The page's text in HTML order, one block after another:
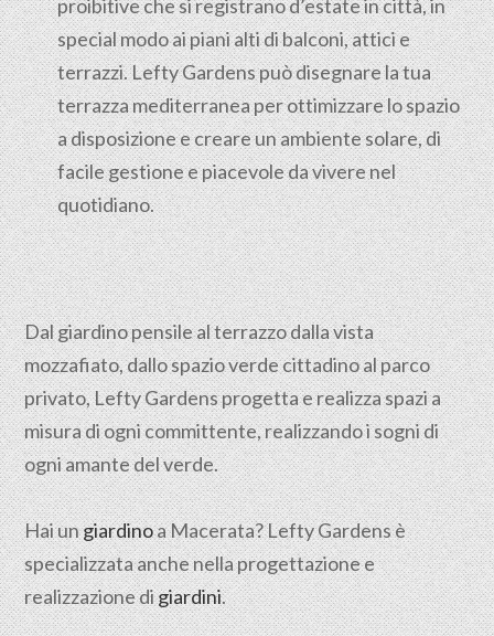
proibitive che si registrano d’estate in città, in
special modo ai piani alti di balconi, attici e
terrazzi. Lefty Gardens può disegnare la tua
terrazza mediterranea per ottimizzare lo spazio
a disposizione e creare un ambiente solare, di
facile gestione e piacevole da vivere nel
quotidiano.
Dal giardino pensile al terrazzo dalla vista
mozzafiato, dallo spazio verde cittadino al parco
privato, Lefty Gardens progetta e realizza spazi a
misura di ogni committente, realizzando i sogni di
ogni amante del verde.
Hai ungiardinoa Macerata? Lefty Gardens è
specializzata anche nella progettazione e
realizzazione digiardini.